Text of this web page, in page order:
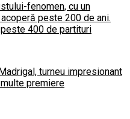
fenomen, cu un
peste 200 de ani.
400 de partituri
turneu impresionant
premiere